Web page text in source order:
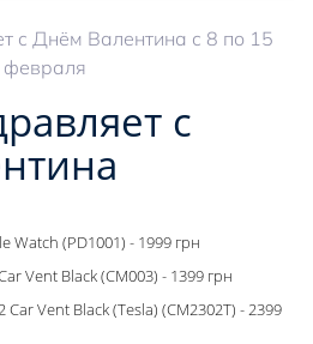
с
Watch (PD1001) - 1999 грн
Vent Black (CM003) - 1399 грн
Vent Black (Tesla) (CM2302T) - 2399